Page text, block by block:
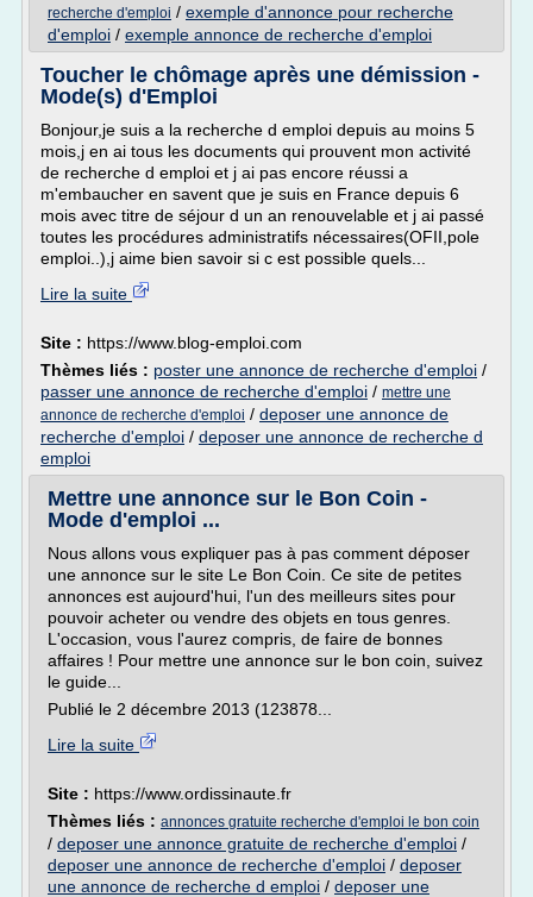
recherche d'emploi / exemple d'annonce pour recherche
d'emploi / exemple annonce de recherche d'emploi
Toucher le chômage après une démission -
Mode(s) d'Emploi
Bonjour,je suis a la recherche d emploi depuis au moins 5
mois,j en ai tous les documents qui prouvent mon activité
de recherche d emploi et j ai pas encore réussi a
m'embaucher en savent que je suis en France depuis 6
mois avec titre de séjour d un an renouvelable et j ai passé
toutes les procédures administratifs nécessaires(OFII,pole
emploi..),j aime bien savoir si c est possible quels...
Lire la suite
Site : https://www.blog-emploi.com
Thèmes liés : poster une annonce de recherche d'emploi /
passer une annonce de recherche d'emploi / mettre une
annonce de recherche d'emploi / deposer une annonce de
recherche d'emploi / deposer une annonce de recherche d
emploi
Mettre une annonce sur le Bon Coin -
Mode d'emploi ...
Nous allons vous expliquer pas à pas comment déposer
une annonce sur le site Le Bon Coin. Ce site de petites
annonces est aujourd'hui, l'un des meilleurs sites pour
pouvoir acheter ou vendre des objets en tous genres.
L'occasion, vous l'aurez compris, de faire de bonnes
affaires ! Pour mettre une annonce sur le bon coin, suivez
le guide...
Publié le 2 décembre 2013 (123878...
Lire la suite
Site : https://www.ordissinaute.fr
Thèmes liés : annonces gratuite recherche d'emploi le bon coin
/ deposer une annonce gratuite de recherche d'emploi /
deposer une annonce de recherche d'emploi / deposer
une annonce de recherche d emploi / deposer une